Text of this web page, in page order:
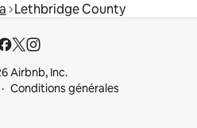
Lethbridge County
Airbnb, Inc.
Conditions générales